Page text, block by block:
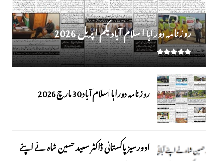
روز نامہ دوراہا اسلام آباد یکم اپریل 2026
روزنامہ دوراہا اسلام آباد 30 مارچ 2026
اوورسیز پاکستانی ڈاکٹر سعید حسین شاہ نے اپنے